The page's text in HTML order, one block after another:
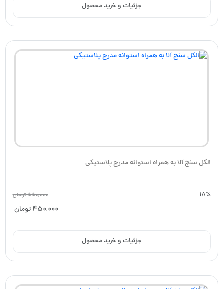
جزئیات و خرید محصول
الکل سنج آلا به همراه استوانه مدرج پلاستیکی
18%
550,000تومان
450,000تومان
جزئیات و خرید محصول